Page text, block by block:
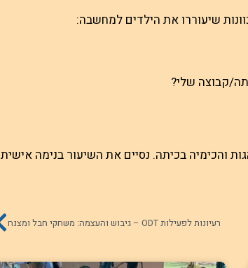
שיעוררו את הילדים למחשבה:
קבוצה שלי?
והכימיה בכיתה. נסיים את השיעור בנימה אישית
רעיונות לפעילות ODT – גיבוש והעצמה: משחקי חבל ומצנח